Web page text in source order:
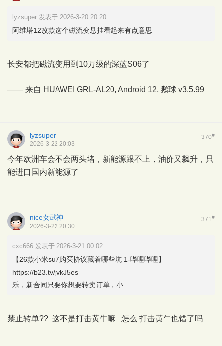
lyzsuper 发表于 2026-3-20 20:20
阿维塔12改款这个磁流变悬挂看起来有点意思
长安都把磁流变用到10万级的深蓝S06了
—— 来自 HUAWEI GRL-AL20, Android 12, 鹅球 v3.5.99
370#
lyzsuper
2026-3-22 20:03
今年欧洲车会不会两头堵，新能源跟不上，油价又飙升，只
能进口国内新能源了
371#
nice女武神
2026-3-22 20:30
cxc666 发表于 2026-3-21 00:02
【26款小米su7购买协议藏着哪些坑 1-哔哩哔哩】
https://b23.tv/jvkJ5es
乐，新合同只要你想要转卖订单，小 ...
禁止转单?? 这不是打击黄牛嘛 怎么 打击黄牛也错了吗